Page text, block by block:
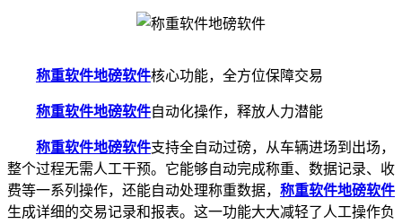
称重软件地磅软件核心功能，全方位保障交易
称重软件地磅软件自动化操作，释放人力潜能
称重软件地磅软件支持全自动过磅，从车辆进场到出场，
整个过程无需人工干预。它能够自动完成称重、数据记录、收
费等一系列操作，还能自动处理称重数据， 称重软件地磅软件
生成详细的交易记录和报表。这一功能大大减轻了人工操作负